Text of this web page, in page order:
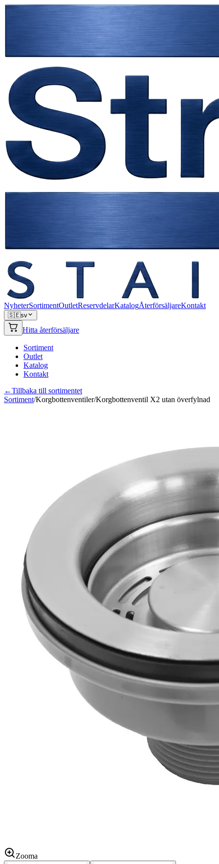
NyheterSortimentOutletReservdelarKatalogÅterförsäljareKontakt
🇸🇪sv
Hitta återförsäljare
Sortiment
Outlet
Katalog
Kontakt
←Tillbaka till sortimentet
Sortiment/Korgbottenventiler/Korgbottenventil X2 utan överfylnad
Zooma